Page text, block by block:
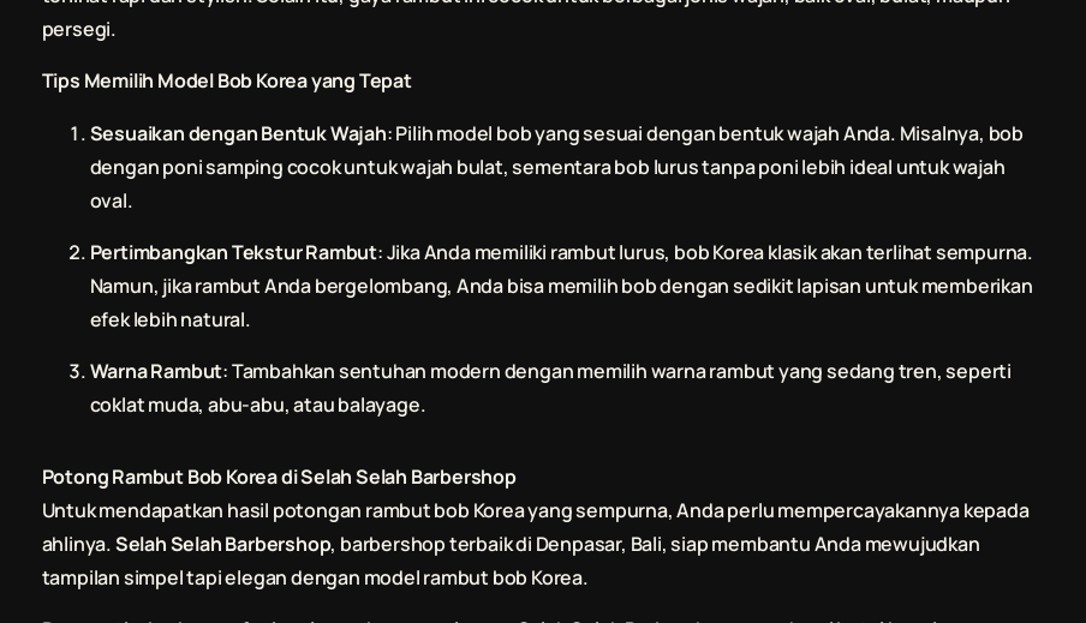
persegi.
Tips Memilih Model Bob Korea yang Tepat
Sesuaikan dengan Bentuk Wajah: Pilih model bob yang sesuai dengan bentuk wajah Anda. Misalnya, bob
dengan poni samping cocok untuk wajah bulat, sementara bob lurus tanpa poni lebih ideal untuk wajah
oval.
Pertimbangkan Tekstur Rambut: Jika Anda memiliki rambut lurus, bob Korea klasik akan terlihat sempurna.
Namun, jika rambut Anda bergelombang, Anda bisa memilih bob dengan sedikit lapisan untuk memberikan
efek lebih natural.
Warna Rambut: Tambahkan sentuhan modern dengan memilih warna rambut yang sedang tren, seperti
coklat muda, abu-abu, atau balayage.
Potong RambutBob Korea diSelah Selah Barbershop
Untuk mendapatkan hasil potongan rambut bob Korea yang sempurna, Anda perlu mempercayakannya kepada
ahlinya.Selah Selah Barbershop, barbershop terbaik di Denpasar, Bali, siap membantu Anda mewujudkan
tampilan simpel tapi elegan dengan model rambut bob Korea.